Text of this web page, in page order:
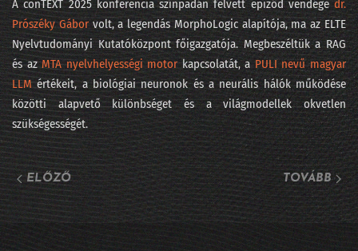
261 - Viszlát LLM, jönnek a világmodellek
260 - DataSTREAM 2026 - ha nem jöttél el
259 - Fehérgalléros vérfürdő elnapolva?
258 - Iparági vezetők az AI Hungary konferencián
257 - Sárkány ellen sárkányfű
#256 - Fekete hattyú, a statisztika réme
#255 - Százkilencvenkilenc pont hu
A conTEXT 2025 konferencia színpadán felvett epizód vendégedr.
Prószéky Gábor⁠⁠ volt, a legendás MorphoLogic alapítója, ma az ELTE
Nyelvtudományi Kutatóközpont főigazgatója. Megbeszéltük a RAG
és az ⁠MTA nyelvhelyességi motor⁠kapcsolatát, a ⁠ PULI nevű magyar
LLM⁠értékeit, a biológiai neuronok és a neurális hálók működése
közötti alapvető különbséget és a világmodellek okvetlen
szükségességét.
ELŐZŐ TOVÁBB